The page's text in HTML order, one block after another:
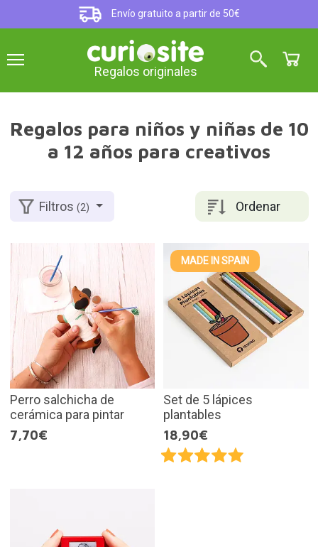
Envío gratuito a partir de 50€
Regalos originales
Regalos para niños y niñas de 10
a 12 años para creativos
Ordenar
Filtros(2)
Perro salchicha de
cerámica para pintar
7,70€
MADE IN SPAIN
Set de 5 lápices
plantables
18,90€